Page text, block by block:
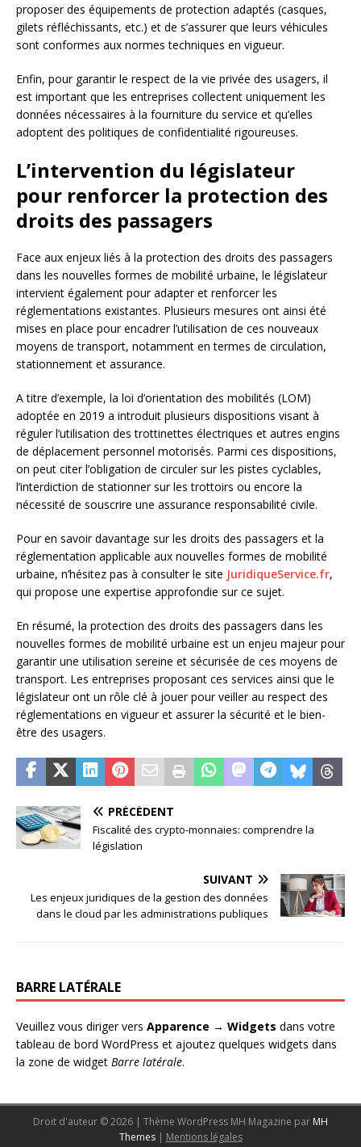
proposer des équipements de protection adaptés (casques,
gilets réfléchissants, etc.) et de s’assurer que leurs véhicules
sont conformes aux normes techniques en vigueur.
Enfin, pour garantir le respect de la vie privée des usagers, il
est important que les entreprises collectent uniquement les
données nécessaires à la fourniture du service et qu’elles
adoptent des politiques de confidentialité rigoureuses.
L’intervention du législateur
pour renforcer la protection des
droits des passagers
Face aux enjeux liés à la protection des droits des passagers
dans les nouvelles formes de mobilité urbaine, le législateur
intervient également pour adapter et renforcer les
réglementations existantes. Plusieurs mesures ont ainsi été
mises en place pour encadrer l’utilisation de ces nouveaux
moyens de transport, notamment en termes de circulation,
stationnement et assurance.
A titre d’exemple, la loi d’orientation des mobilités (LOM)
adoptée en 2019 a introduit plusieurs dispositions visant à
réguler l’utilisation des trottinettes électriques et autres engins
de déplacement personnel motorisés. Parmi ces dispositions,
on peut citer l’obligation de circuler sur les pistes cyclables,
l’interdiction de stationner sur les trottoirs ou encore la
nécessité de souscrire une assurance responsabilité civile.
Pour en savoir davantage sur les droits des passagers et la
réglementation applicable aux nouvelles formes de mobilité
urbaine, n’hésitez pas à consulter le site JuridiqueService.fr,
qui propose une expertise approfondie sur ce sujet.
En résumé, la protection des droits des passagers dans les
nouvelles formes de mobilité urbaine est un enjeu majeur pour
garantir une utilisation sereine et sécurisée de ces moyens de
transport. Les entreprises proposant ces services ainsi que le
législateur ont un rôle clé à jouer pour veiller au respect des
réglementations en vigueur et assurer la sécurité et le bien-
être des usagers.
PRÉCÉDENT
Fiscalité des crypto-monnaies: comprendre la
législation
SUIVANT
Les enjeux juridiques de la gestion des données
dans le cloud par les administrations publiques
BARRE LATÉRALE
Veuillez vous diriger vers Apparence → Widgets dans votre
tableau de bord WordPress et ajoutez quelques widgets dans
la zone de widget Barre latérale.
Droit d'auteur © 2026 | Thème WordPress MH Magazine par MH
Themes | Mentions légales